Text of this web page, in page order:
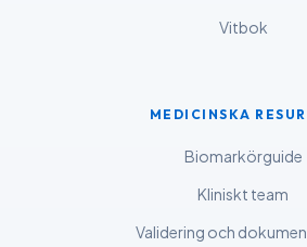
Vitbok
MEDICINSKA
Biomarkörguide
Kliniskt team
Validering och
Magyar